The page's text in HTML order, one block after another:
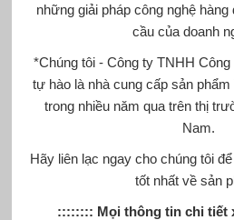
những giải pháp công nghệ
cầu của doanh
*Chúng tôi - Công ty TNHH
tự hào là nhà cung cấp sản
trong nhiều năm qua trên thị
Nam.
Hãy liên lạc ngay cho chúng tôi
tốt nhất về sản
:::::::: Mọi thông tin chi tiết